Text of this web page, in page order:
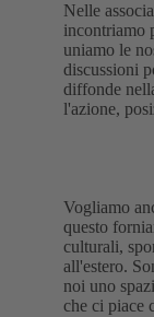
Nelle
incontriamo
uniamo le
discussioni
diffonde
l'azione,
Vogliamo
questo
culturali,
all'estero.
noi uno
che ci piace